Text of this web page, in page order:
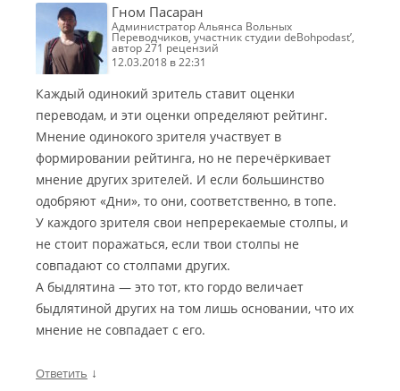
Гном Пасаран
Администратор Альянса Вольных
Переводчиков, участник студии deBohpodast’,
автор 271 рецензий
12.03.2018 в 22:31
Каждый одинокий зритель ставит оценки
переводам, и эти оценки определяют рейтинг.
Мнение одинокого зрителя участвует в
формировании рейтинга, но не перечёркивает
мнение других зрителей. И если большинство
одобряют «Дни», то они, соответственно, в топе.
У каждого зрителя свои непререкаемые столпы, и
не стоит поражаться, если твои столпы не
совпадают со столпами других.
А быдлятина — это тот, кто гордо величает
быдлятиной других на том лишь основании, что их
мнение не совпадает с его.
Ответить ↓